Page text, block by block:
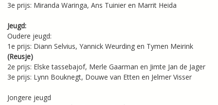
3e prijs: Miranda Waringa, Ans Tuinier en Marrit Heida
Jeugd:
Oudere jeugd:
1e prijs: Diann Selvius, Yannick Weurding en Tymen Meirink
(Reusje)
2e prijs: Elske tassebajof, Merle Gaarman en Jimte Jan de Jager
3e prijs: Lynn Bouknegt, Douwe van Etten en Jelmer Visser
Jongere jeugd